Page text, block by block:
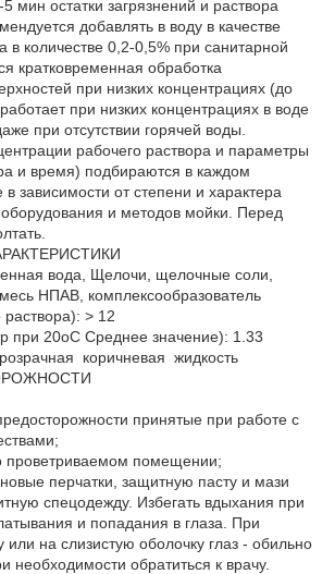
мин остатки загрязнений и раствора
добавлять в воду в качестве
количестве 0,2-0,5% при санитарной
кратковременная обработка
при низких концентрациях (до
при низких концентрациях в воде
при отсутствии горячей воды.
рабочего раствора и параметры
и время) подбираются в каждом
в зависимости от степени и характера
оборудования и методов мойки. Перед
вода, Щелочи, щелочные соли,
НПАВ, комплексообразователь
> 12
при 20оС Среднее значение): 1.33
коричневая жидкость
принятые при работе с
проветриваемом помещении;
перчатки, защитную пасту и мази
спецодежду. Избегать вдыхания при
и попадания в глаза. При
или на слизистую оболочку глаз - обильно
необходимости обратиться к врачу.